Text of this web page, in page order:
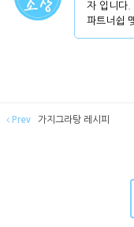
자 입니다.
파트너쉽
Prev 가지그라탕 레시피